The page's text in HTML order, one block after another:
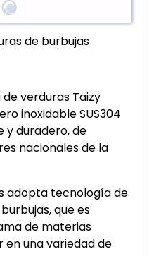
de burbujas
verduras Taizy
inoxidable SUS304
y duradero, de
nacionales de la
adopta tecnología de
que es
de materias
en una variedad de